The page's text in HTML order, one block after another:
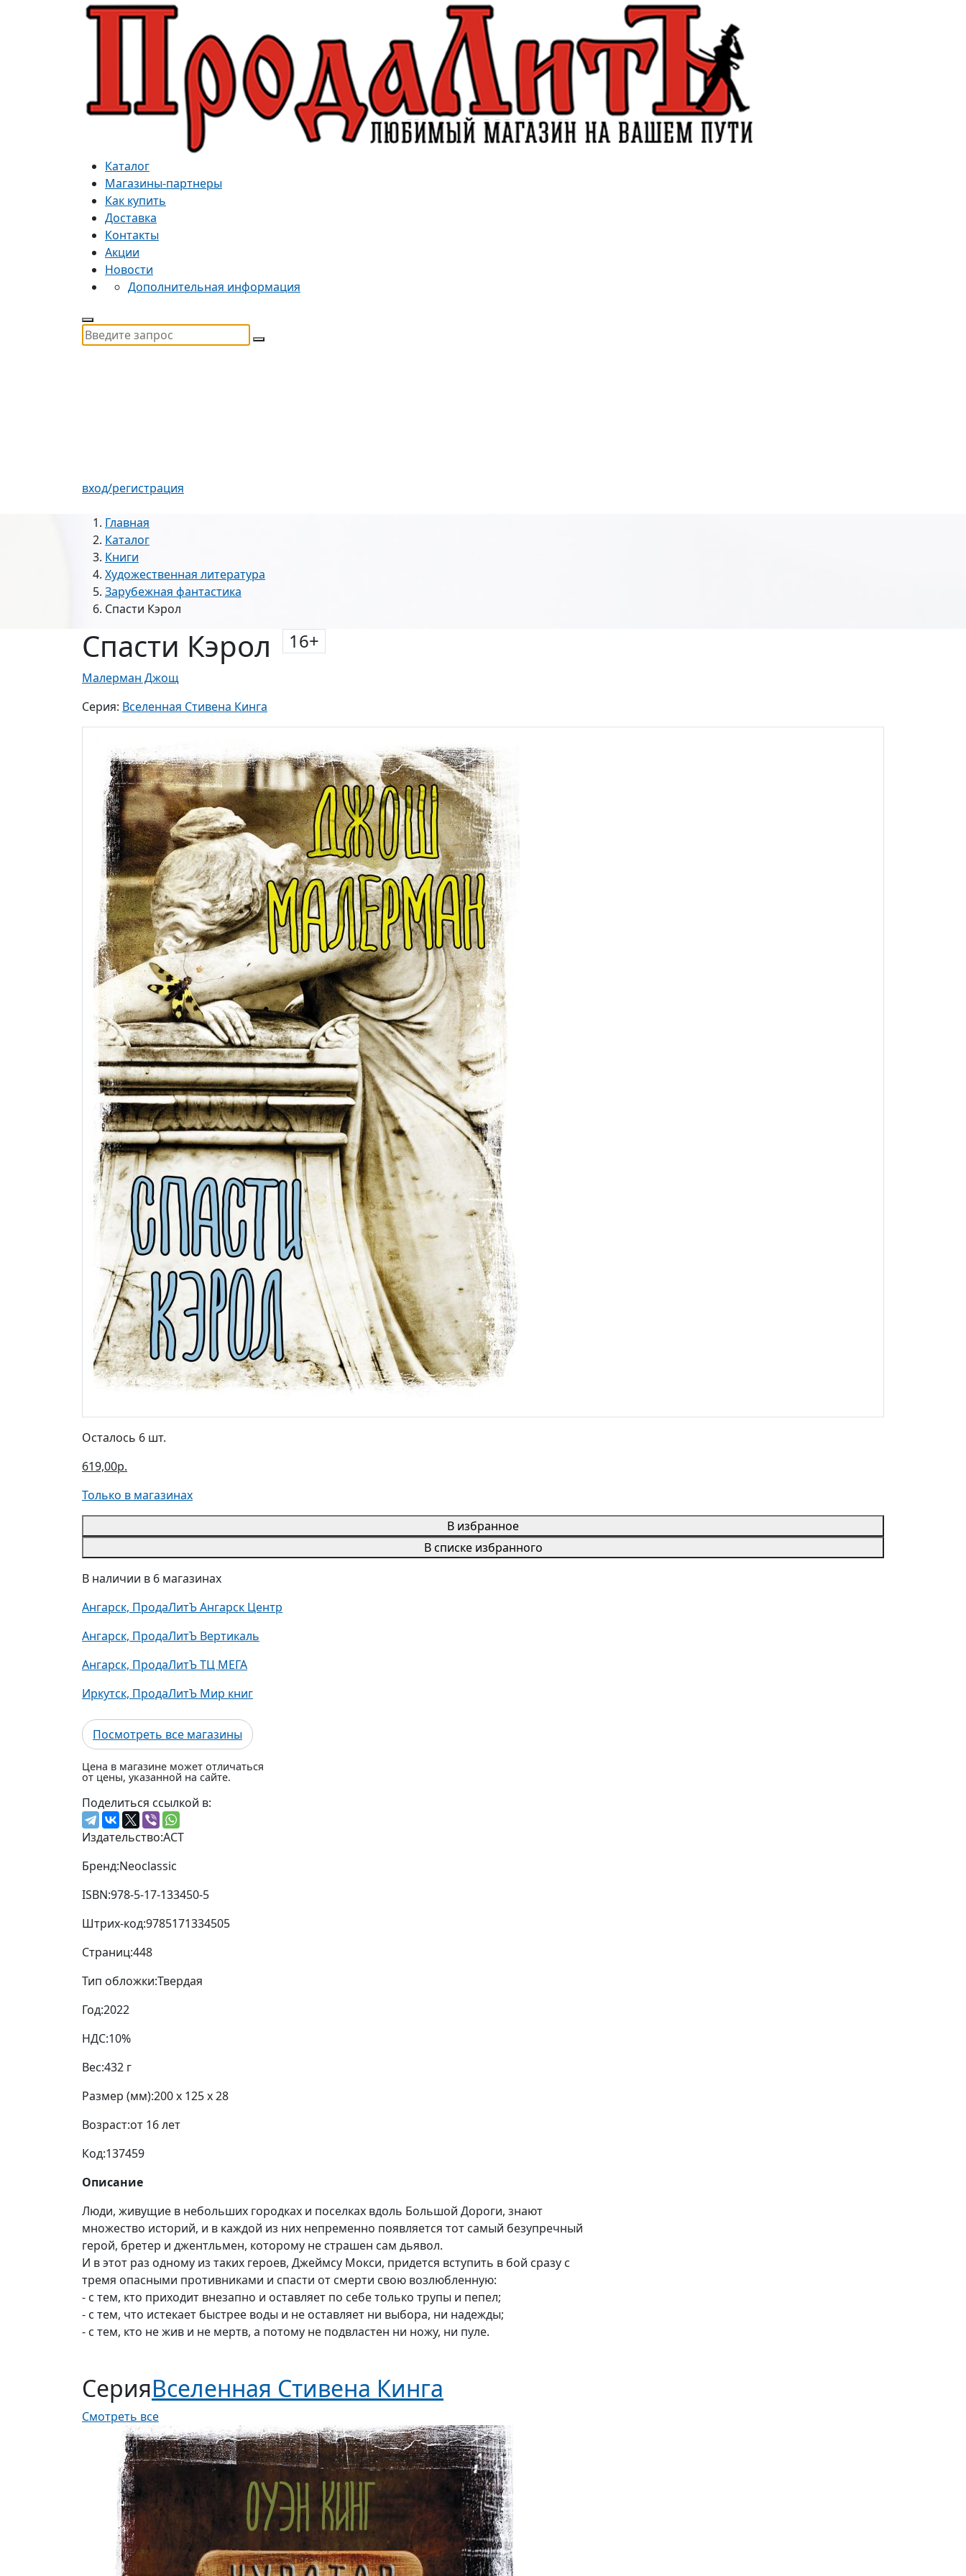
Каталог
Магазины-партнеры
Как купить
Доставка
Контакты
Акции
Новости
Дополнительная информация
вход/регистрация
Главная
Каталог
Книги
Художественная литература
Зарубежная фантастика
Спасти Кэрол
Спасти Кэрол 16+
Малерман Джощ
Серия: Вселенная Стивена Кинга
Осталось 6 шт.
619,00р.
Только в магазинах
В избранное
В списке избранного
В наличии в 6 магазинах
Ангарск, ПродаЛитЪ Ангарск Центр
Ангарск, ПродаЛитЪ Вертикаль
Ангарск, ПродаЛитЪ ТЦ МЕГА
Иркутск, ПродаЛитЪ Мир книг
Посмотреть все магазины
Цена в магазине может отличаться
от цены, указанной на сайте.
Поделиться ссылкой в:
Издательство:АСТ
Бренд:Neoclassic
ISBN:978-5-17-133450-5
Штрих-код:9785171334505
Страниц:448
Тип обложки:Твердая
Год:2022
НДС:10%
Вес:432 г
Размер (мм):200 x 125 x 28
Возраст:от 16 лет
Код:137459
Описание
Люди, живущие в небольших городках и поселках вдоль Большой Дороги, знают
множество историй, и в каждой из них непременно появляется тот самый безупречный
герой, бретер и джентльмен, которому не страшен сам дьявол.
И в этот раз одному из таких героев, Джеймсу Мокси, придется вступить в бой сразу с
тремя опасными противниками и спасти от смерти свою возлюбленную:
- с тем, кто приходит внезапно и оставляет по себе только трупы и пепел;
- с тем, что истекает быстрее воды и не оставляет ни выбора, ни надежды;
- с тем, кто не жив и не мертв, а потому не подвластен ни ножу, ни пуле.
СерияВселенная Стивена Кинга
Смотреть все